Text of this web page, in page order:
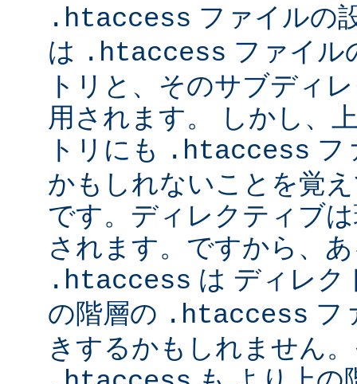
.htaccess ファイルの
は .htaccess ファイル
トリと、そのサブディ
用されます。 しかし、
トリにも
.htaccess フ
かもしれないことを覚
です。ディレクティブ
されます。ですから、
.htaccess は ディレク
の階層の .htaccess フ
きするかもしれません